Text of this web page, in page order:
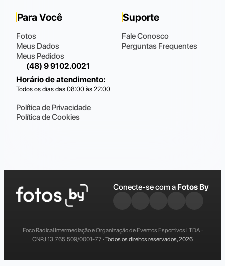
Para Você
Fotos
Meus Dados
Meus Pedidos
Suporte
Fale Conosco
Perguntas Frequentes
(48) 9 9102.0021
Horário de atendimento:
Todos os dias das 08:00 às 22:00
Política de Privacidade
Política de Cookies
Conecte-se com a Fotos By
Foco Radical Intermediação e Organização de Eventos Esportivos LTDA ·
CNPJ 13.765.509/0001-77 · Todos os direitos reservados, 2026